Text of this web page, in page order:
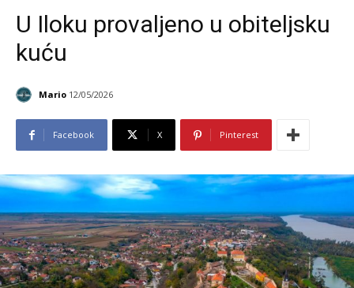
U Iloku provaljeno u obiteljsku
kuću
Mario 12/05/2026
Facebook X Pinterest